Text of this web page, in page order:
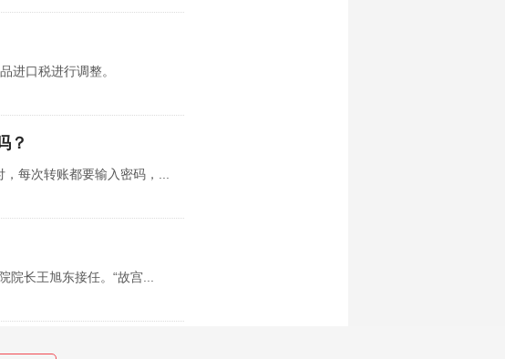
进口税进行调整。
？
每次转账都要输入密码，...
长王旭东接任。“故宫...